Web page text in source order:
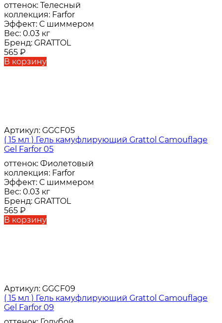
оттенок: Телесный
коллекция: Farfor
Эффект: С шиммером
Вес: 0.03 кг
Бренд: GRATTOL
565 ₽
В корзину
Артикул: GGCF05
( 15 мл ) Гель камуфлирующий Grattol Camouflage
Gel Farfor 05
оттенок: Фиолетовый
коллекция: Farfor
Эффект: С шиммером
Вес: 0.03 кг
Бренд: GRATTOL
565 ₽
В корзину
Артикул: GGCF09
( 15 мл ) Гель камуфлирующий Grattol Camouflage
Gel Farfor 09